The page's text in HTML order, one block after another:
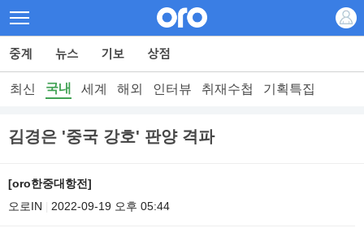
최신 국내 세계 해외 인터뷰 취재수첩 기획특집
김경은 '중국 강호' 판양 격파
[oro한중대항전]
오로IN
2022-09-19 오후 05:44